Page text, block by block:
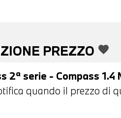
- CONTROLLO
- POSSIBILITA' DI
ANCHE
PREZZO favorite
2ª serie - Compass
quando il prezzo di